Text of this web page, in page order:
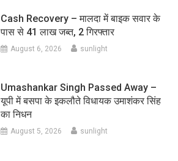
Cash Recovery – मालदा में बाइक सवार के
पास से 41 लाख जब्त, 2 गिरफ्तार
August 6, 2026 sunlight
Umashankar Singh Passed Away –
यूपी में बसपा के इकलौते विधायक उमाशंकर सिंह
का निधन
August 5, 2026 sunlight